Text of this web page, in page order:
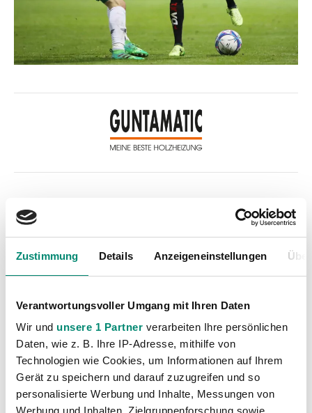
Zustimmung Details Anzeigeneinstellungen
Verantwortungsvoller Umgang mit Ihren Daten
Wir und unsere 1 Partner verarbeiten Ihre persönlichen
Daten, wie z. B. Ihre IP-Adresse, mithilfe von
Technologien wie Cookies, um Informationen auf Ihrem
Gerät zu speichern und darauf zuzugreifen und so
personalisierte Werbung und Inhalte, Messungen von
Werbung und Inhalten, Zielgruppenforschung sowie
Akademie
(236)
Allgemeine News
(605)
Damen
(6)
Junge Wikinger Ried
Nachwuchs
Profis
Ticketing
Unkategorisiert